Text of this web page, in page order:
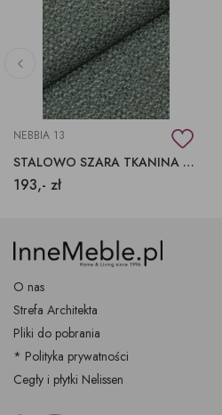
NEBBIA 13
STALOWO SZARA TKANINA NEBBIA 13 FARGOTEX
193,- zł
O nas
Strefa Architekta
Pliki do pobrania
* Polityka prywatności
Cegły i płytki Nelissen